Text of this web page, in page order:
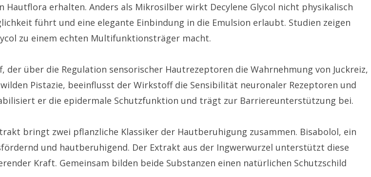
erhalten. Anders als Mikrosilber wirkt Decylene Glycol nicht physikalisch
führt und eine elegante Einbindung in die Emulsion erlaubt. Studien zeigen
zu einem echten Multifunktionsträger macht.
über die Regulation sensorischer Hautrezeptoren die Wahrnehmung von Juckreiz,
Pistazie, beeinflusst der Wirkstoff die Sensibilität neuronaler Rezeptoren und
er die epidermale Schutzfunktion und trägt zur Barriereunterstützung bei.
bringt zwei pflanzliche Klassiker der Hautberuhigung zusammen. Bisabolol, ein
und hautberuhigend. Der Extrakt aus der Ingwerwurzel unterstützt diese
Kraft. Gemeinsam bilden beide Substanzen einen natürlichen Schutzschild